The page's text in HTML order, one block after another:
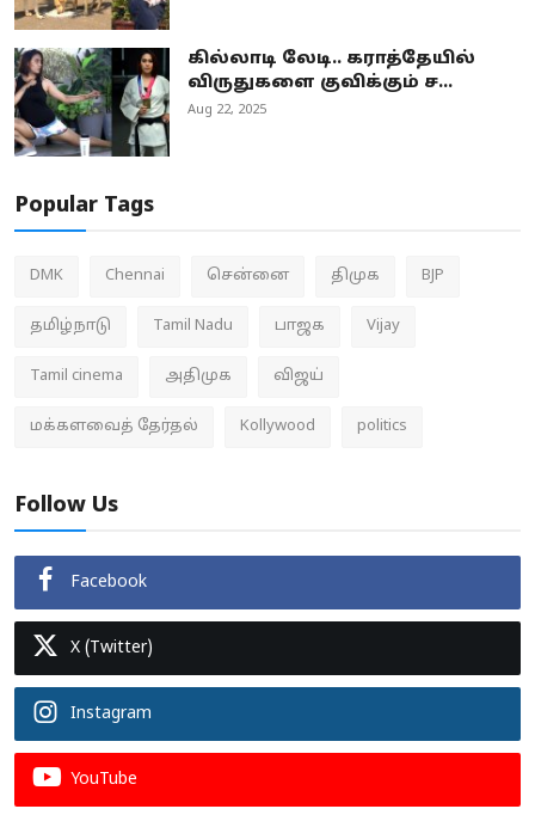
கில்லாடி லேடி.. கராத்தேயில்
விருதுகளை குவிக்கும் ச...
Aug 22, 2025
Popular Tags
DMK Chennai சென்னை திமுக BJP
தமிழ்நாடு Tamil Nadu பாஜக Vijay
Tamil cinema அதிமுக விஜய்
மக்களவைத் தேர்தல் Kollywood politics
Follow Us
Facebook
X (Twitter)
Instagram
YouTube